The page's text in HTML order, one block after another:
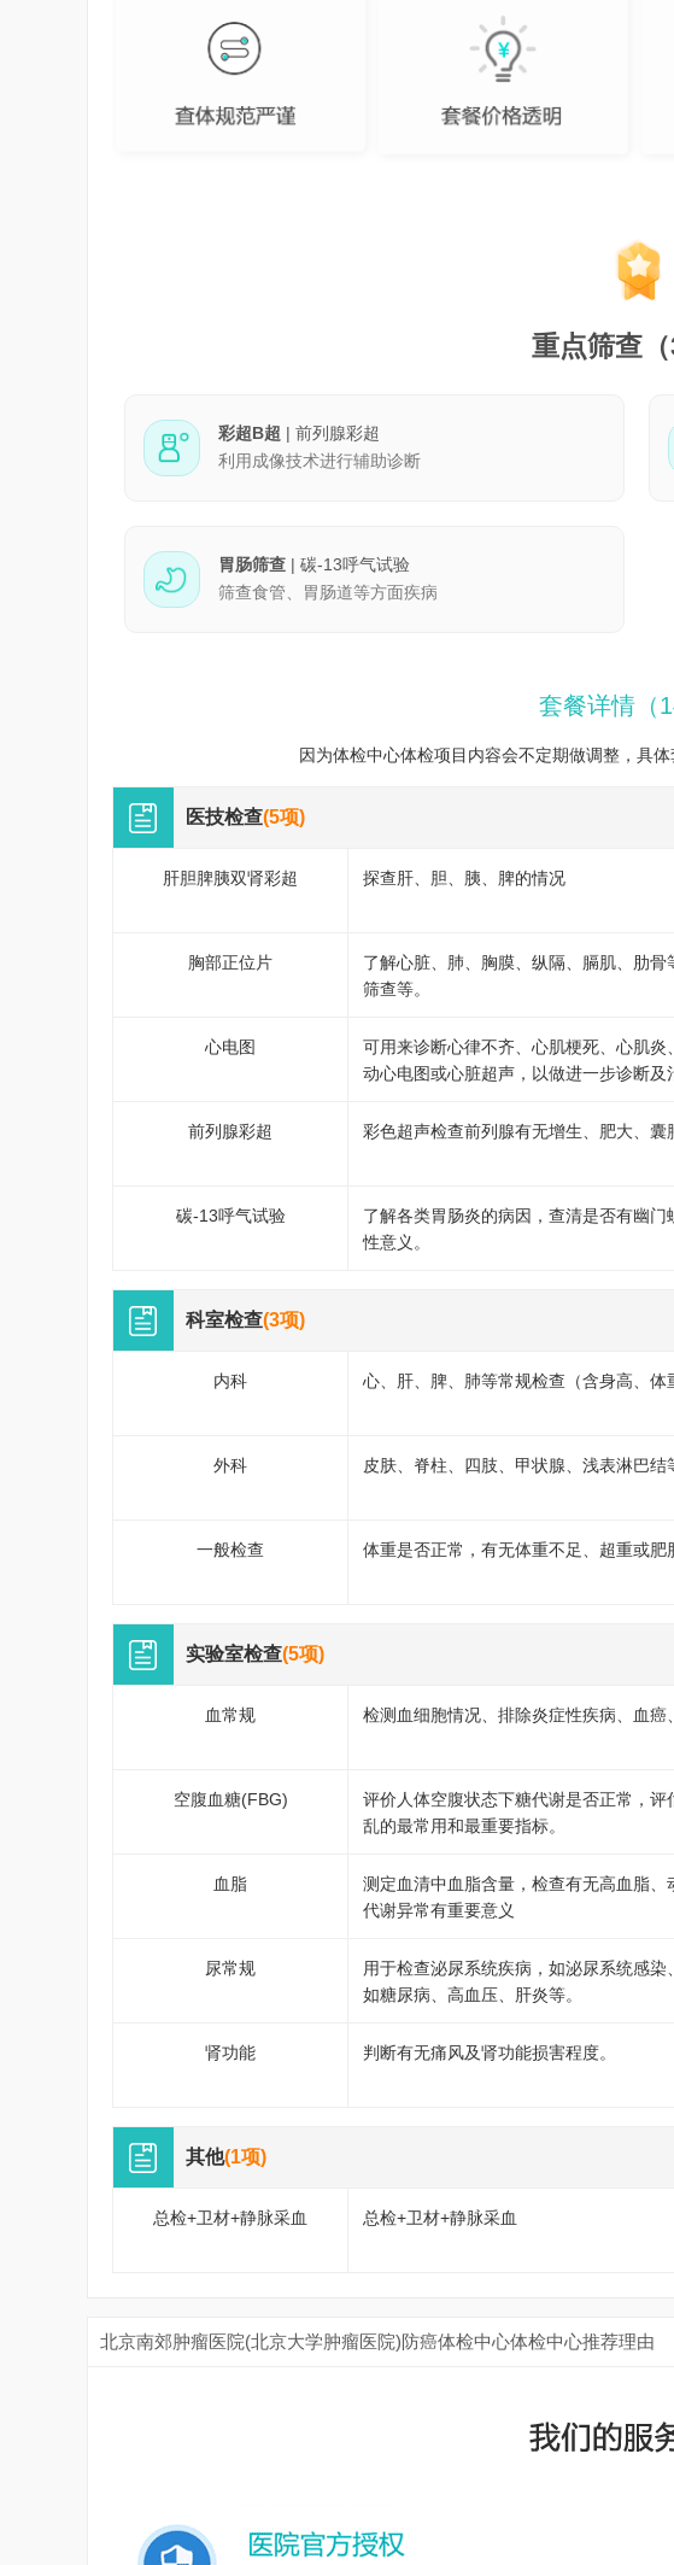
重点筛查（
彩超B超 | 前列腺彩超
利用成像技术进行辅助诊断
胃肠筛查 | 碳-13呼气试验
筛查食管、胃肠道等方面疾病
套餐详情（
因为体检中心体检项目内容会不定期做调整，具
医技检查(5项)
肝胆脾胰双肾彩超 探查肝、胆、胰、脾的情况
胸部正位片
了解心脏、肺、胸膜、纵隔、膈肌、肋
筛查等。
心电图
可用来诊断心律不齐、心肌梗死、心肌
动心电图或心脏超声，以做进一步诊断及
前列腺彩超 彩色超声检查前列腺有无增生、肥大、囊
碳-13呼气试验
了解各类胃肠炎的病因，查清是否有幽
性意义。
科室检查(3项)
内科 心、肝、脾、肺等常规检查（含身高、体
外科 皮肤、脊柱、四肢、甲状腺、浅表淋巴结
一般检查 体重是否正常，有无体重不足、超重或
实验室检查(5项)
血常规 检测血细胞情况、排除炎症性疾病、血癌
空腹血糖(FBG)
评价人体空腹状态下糖代谢是否正常，
乱的最常用和最重要指标。
血脂
测定血清中血脂含量，检查有无高血脂
代谢异常有重要意义
尿常规
用于检查泌尿系统疾病，如泌尿系统感
如糖尿病、高血压、肝炎等。
肾功能 判断有无痛风及肾功能损害程度。
其他(1项)
总检+卫材+静脉采血 总检+卫材+静脉采血
北京南郊肿瘤医院(北京大学肿瘤医院)防癌体检中心体检中心推荐理由